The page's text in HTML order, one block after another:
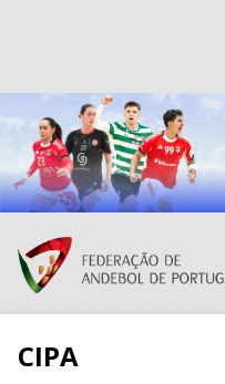
Resultados
Federação de
Grátis -
CIPA